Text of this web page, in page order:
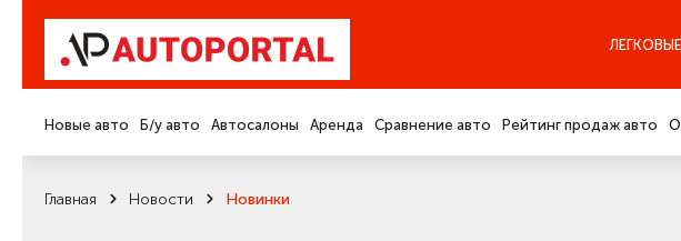
ЛЕГКОВЫЕ
Новые авто Б/у авто Автосалоны Аренда Сравнение авто Рейтинг продаж авто
Главная Новости Новинки